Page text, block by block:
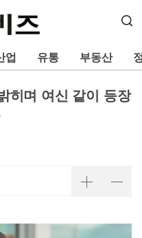
업 유통 부동산
히며 여신 같이 등장